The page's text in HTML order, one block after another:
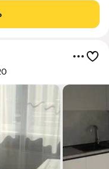
доска,